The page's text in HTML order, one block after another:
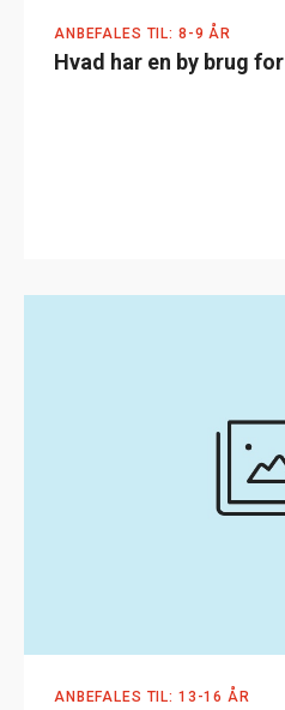
ANBEFALES TIL: 8-9 ÅR
Hvad har en by brug for
ANBEFALES TIL: 13-16 ÅR